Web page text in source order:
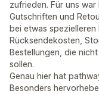
zufrieden. Für uns
Gutschriften und
bei etwas
Rücksendekosten,
Bestellungen, die
sollen.
Genau hier hat
Besonders